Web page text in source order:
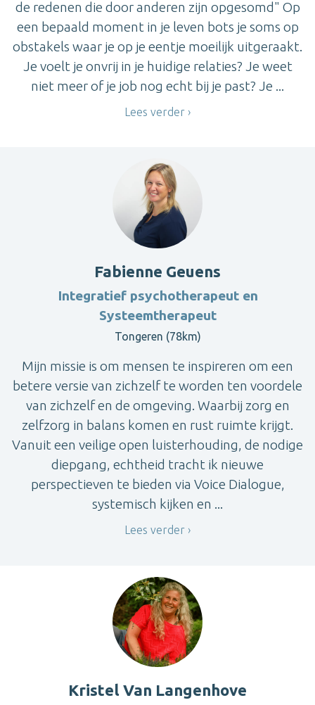
de redenen die door anderen zijn opgesomd" Op
een bepaald moment in je leven bots je soms op
obstakels waar je op je eentje moeilijk uitgeraakt.
Je voelt je onvrij in je huidige relaties? Je weet
niet meer of je job nog echt bij je past? Je ...
Lees verder
Fabienne Geuens
Integratief psychotherapeut en
Systeemtherapeut
Tongeren (78km)
Mijn missie is om mensen te inspireren om een
betere versie van zichzelf te worden ten voordele
van zichzelf en de omgeving. Waarbij zorg en
zelfzorg in balans komen en rust ruimte krijgt.
Vanuit een veilige open luisterhouding, de nodige
diepgang, echtheid tracht ik nieuwe
perspectieven te bieden via Voice Dialogue,
systemisch kijken en ...
Lees verder
Kristel Van Langenhove